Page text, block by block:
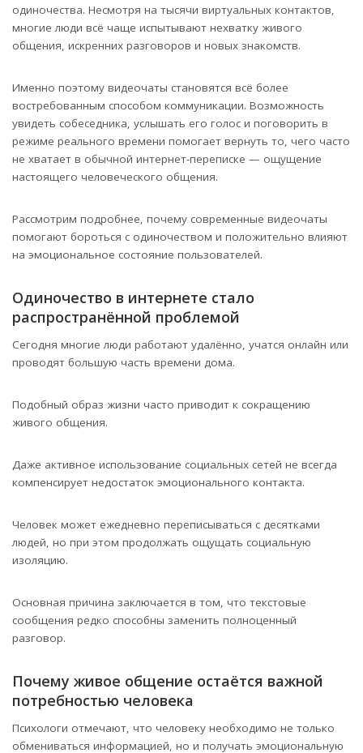
одиночества. Несмотря на тысячи виртуальных контактов,
многие люди всё чаще испытывают нехватку живого
общения, искренних разговоров и новых знакомств.
Именно поэтому видеочаты становятся всё более
востребованным способом коммуникации. Возможность
увидеть собеседника, услышать его голос и поговорить в
режиме реального времени помогает вернуть то, чего часто
не хватает в обычной интернет-переписке — ощущение
настоящего человеческого общения.
Рассмотрим подробнее, почему современные видеочаты
помогают бороться с одиночеством и положительно влияют
на эмоциональное состояние пользователей.
Одиночество в интернете стало
распространённой проблемой
Сегодня многие люди работают удалённо, учатся онлайн или
проводят большую часть времени дома.
Подобный образ жизни часто приводит к сокращению
живого общения.
Даже активное использование социальных сетей не всегда
компенсирует недостаток эмоционального контакта.
Человек может ежедневно переписываться с десятками
людей, но при этом продолжать ощущать социальную
изоляцию.
Основная причина заключается в том, что текстовые
сообщения редко способны заменить полноценный
разговор.
Почему живое общение остаётся важной
потребностью человека
Психологи отмечают, что человеку необходимо не только
обмениваться информацией, но и получать эмоциональную